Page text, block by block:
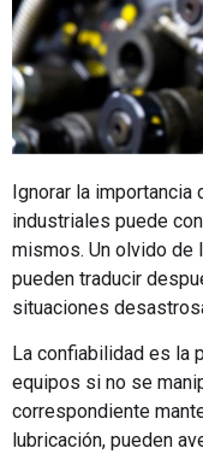
Ignorar la importancia
industriales puede
mismos. Un olvido de
pueden traducir
situaciones
La confiabilidad es la
equipos si no se
correspondiente
lubricación, pueden